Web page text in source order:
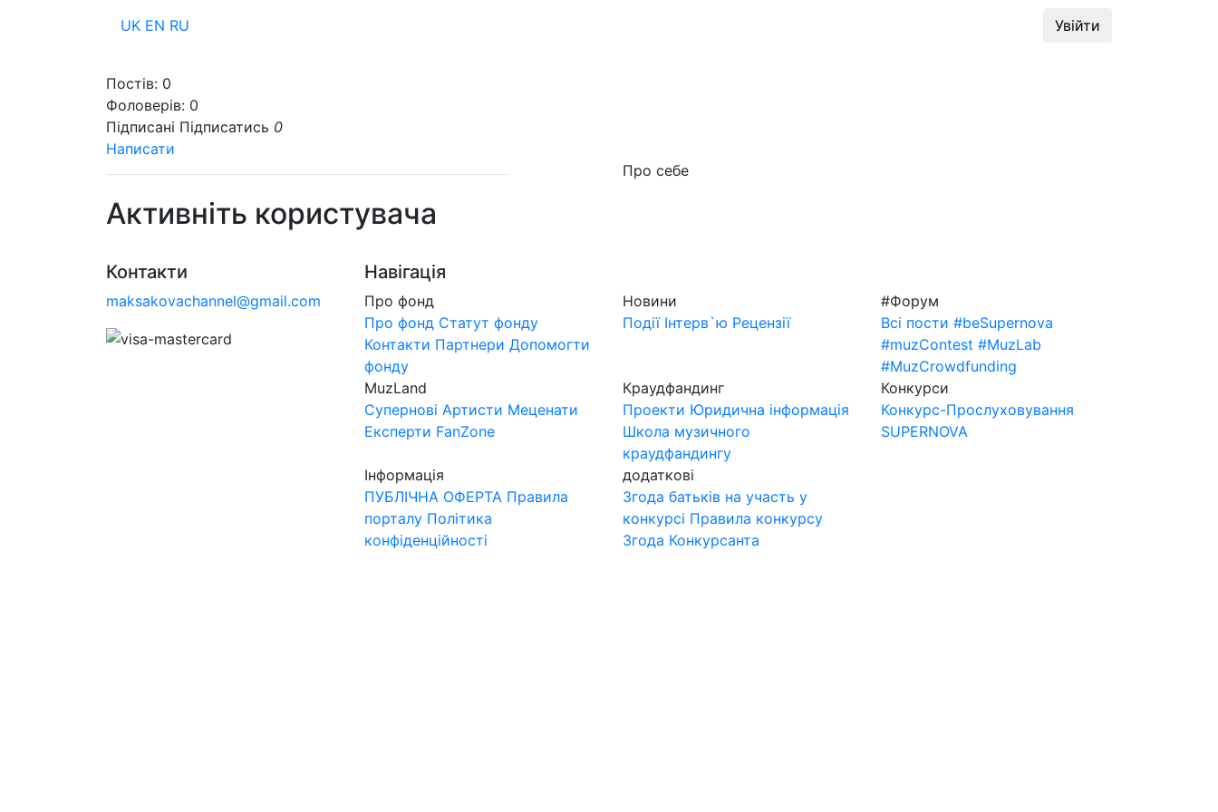
UK EN RU Увійти
Постів: 0
Фоловерів: 0
Підписані Підписатись 0
Написати
Про себе
Активніть користувача
Контакти
maksakovachannel@gmail.com
Навігація
Про фонд
Про фонд Статут фонду
Контакти Партнери Допомогти
фонду
Новини
Події Інтерв`ю Рецензії
#Форум
Всі пости #beSupernova
#muzContest #MuzLab
#MuzCrowdfunding
MuzLand
Супернові Артисти Меценати
Експерти FanZone
Краудфандинг
Проекти Юридична інформація
Школа музичного
краудфандингу
Конкурси
Конкурс-Прослуховування
SUPERNOVA
Інформація
ПУБЛІЧНА ОФЕРТА Правила
порталу Політика
конфіденційності
додаткові
Згода батьків на участь у
конкурсі Правила конкурсу
Згода Конкурсанта